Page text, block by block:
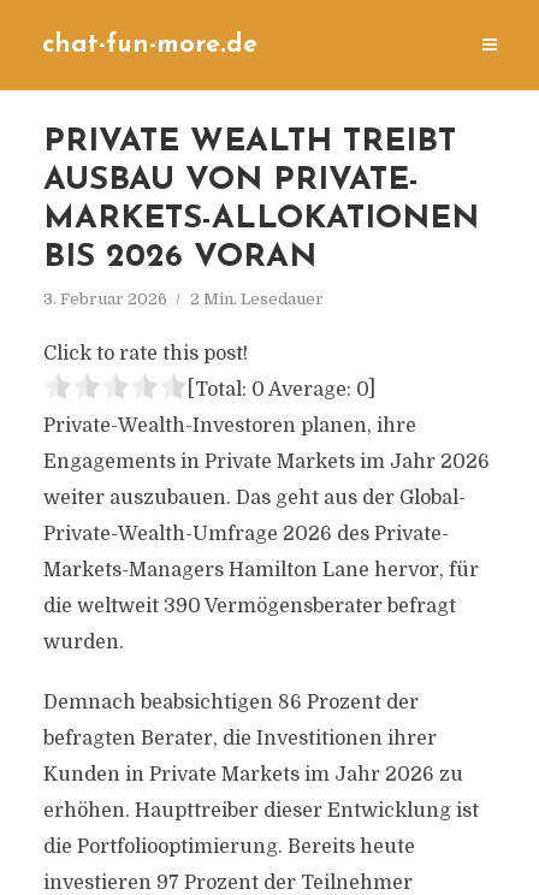
chat-fun-more.de
PRIVATE WEALTH TREIBT
AUSBAU VON PRIVATE-
MARKETS-ALLOKATIONEN
BIS 2026 VORAN
3. Februar 2026 2 Min. Lesedauer
Click to rate this post!
[Total: 0 Average: 0]
Private-Wealth-Investoren planen, ihre
Engagements in Private Markets im Jahr 2026
weiter auszubauen. Das geht aus der Global-
Private-Wealth-Umfrage 2026 des Private-
Markets-Managers Hamilton Lane hervor, für
die weltweit 390 Vermögensberater befragt
wurden.
Demnach beabsichtigen 86 Prozent der
befragten Berater, die Investitionen ihrer
Kunden in Private Markets im Jahr 2026 zu
erhöhen. Haupttreiber dieser Entwicklung ist
die Portfoliooptimierung. Bereits heute
investieren 97 Prozent der Teilnehmer